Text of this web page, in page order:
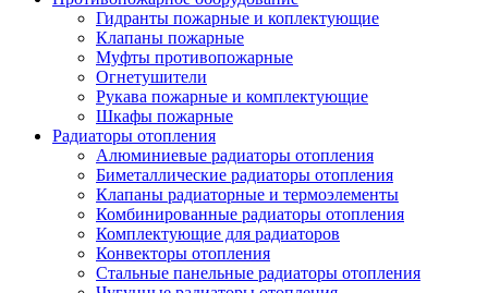
Гидранты пожарные и коплектующие
Клапаны пожарные
Муфты противопожарные
Огнетушители
Рукава пожарные и комплектующие
Шкафы пожарные
Радиаторы отопления
Алюминиевые радиаторы отопления
Биметаллические радиаторы отопления
Клапаны радиаторные и термоэлементы
Комбинированные радиаторы отопления
Комплектующие для радиаторов
Конвекторы отопления
Стальные панельные радиаторы отопления